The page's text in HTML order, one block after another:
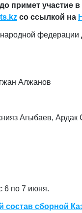
примет участие
со ссылкой на
федерации
Алжанов
Агыбаев, Ардак
6 по 7 июня.
состав сборной